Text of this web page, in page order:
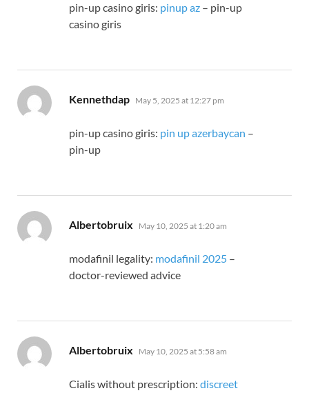
pin-up casino giris: pinup az – pin-up
casino giris
Kennethdap says:
May 5, 2025 at 12:27 pm
pin-up casino giris: pin up azerbaycan –
pin-up
Albertobruix says:
May 10, 2025 at 1:20 am
modafinil legality: modafinil 2025 –
doctor-reviewed advice
Albertobruix says:
May 10, 2025 at 5:58 am
Cialis without prescription: discreet